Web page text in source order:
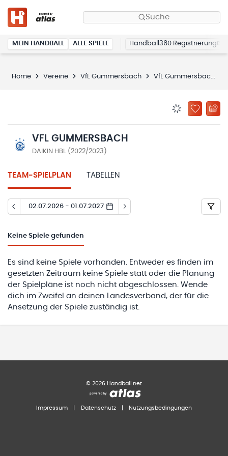
Suche
MEIN HANDBALL ALLE SPIELE Handball360 Registrierung
Home Vereine VfL Gummersbach VfL Gummersbach
ZU
VFL GUMMERSBACH
DAIKIN HBL (2022/2023)
TEAM-SPIELPLAN TABELLEN
02.07.2026 - 01.07.2027
Keine Spiele gefunden
Es sind keine Spiele vorhanden. Entweder es finden im
gesetzten Zeitraum keine Spiele statt oder die Planung
der Spielpläne ist noch nicht abgeschlossen. Wende
dich im Zweifel an deinen Landesverband, der für die
Ansetzung der Spiele zuständig ist.
© 2026 Handball.net
Impressum Datenschutz Nutzungsbedingungen